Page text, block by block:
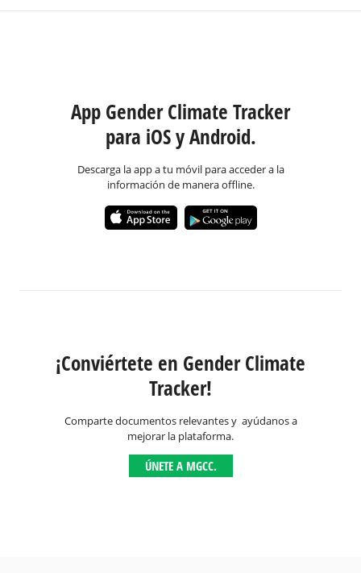
App Gender Climate Tracker
para iOS y Android.
Descarga la app a tu móvil para acceder a la
información de manera offline.
¡Conviértete en Gender Climate
Tracker!
Comparte documentos relevantes y ayúdanos a
mejorar la plataforma.
ÚNETE A MGCC.